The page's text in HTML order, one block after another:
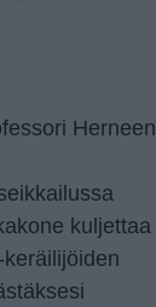
Herneen
kuljettaa